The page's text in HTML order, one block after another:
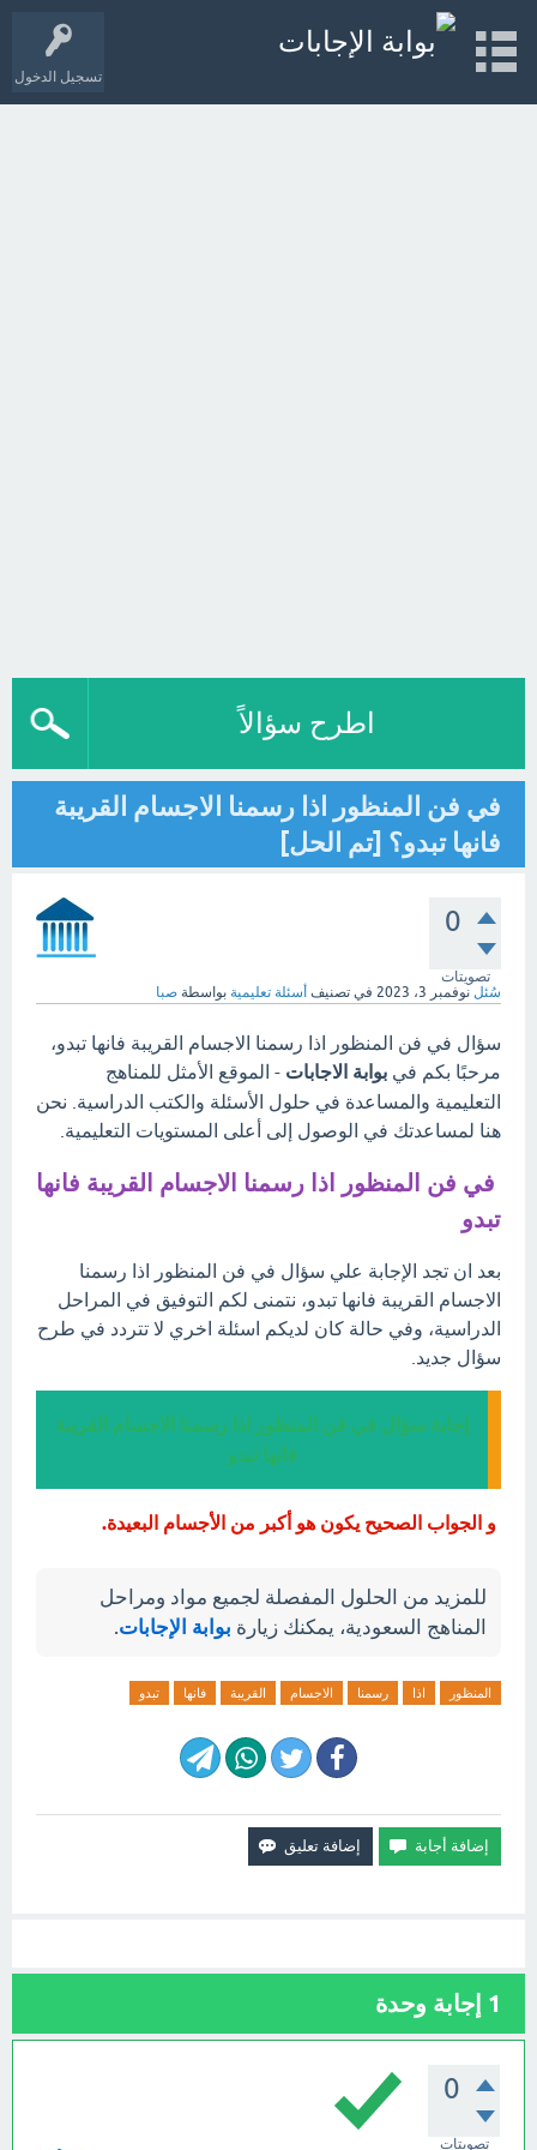
تسجيل الدخول
اطرح سؤالاً
في فن المنظور اذا رسمنا الاجسام القريبة
فانها تبدو؟ [تم الحل]
0
تصويتات
سُئل نوفمبر 3، 2023 في تصنيف أسئلة تعليمية بواسطة صبا
سؤال في فن المنظور اذا رسمنا الاجسام القريبة فانها تبدو،
مرحبًا بكم في بوابة الاجابات - الموقع الأمثل للمناهج
التعليمية والمساعدة في حلول الأسئلة والكتب الدراسية. نحن
هنا لمساعدتك في الوصول إلى أعلى المستويات التعليمية.
في فن المنظور اذا رسمنا الاجسام القريبة فانها
تبدو
بعد ان تجد الإجابة علي سؤال في فن المنظور اذا رسمنا
الاجسام القريبة فانها تبدو، نتمنى لكم التوفيق في المراحل
الدراسية، وفي حالة كان لديكم اسئلة اخري لا تتردد في طرح
سؤال جديد.
إجابة سؤال في فن المنظور اذا رسمنا الاجسام القريبة
فانها تبدو
و الجواب الصحيح يكون هو أكبر من الأجسام البعيدة.
للمزيد من الحلول المفصلة لجميع مواد ومراحل
المناهج السعودية، يمكنك زيارة بوابة الإجابات.
المنظور اذا رسمنا الاجسام القريبة فانها تبدو
1 إجابة وحدة
0
تصويتات